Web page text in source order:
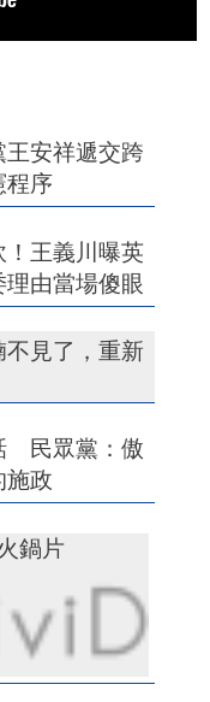
安祥遞交跨
序
！王義川曝英
由當場傻眼
不見了，重新
民眾黨：傲
施政
鍋片